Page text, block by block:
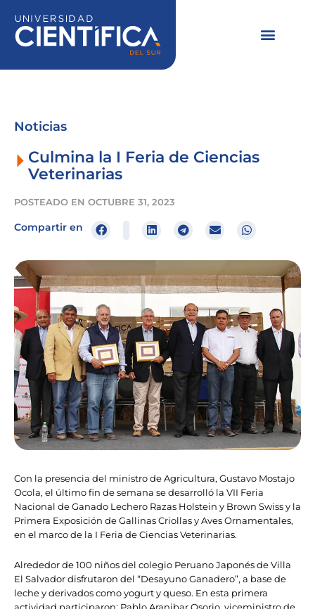
contenido
Noticias
Culmina la I Feria de Ciencias
Veterinarias
POSTEADO EN OCTUBRE 31, 2023
Compartir en
Con la presencia del ministro de Agricultura, Gustavo Mostajo
Ocola, el último fin de semana se desarrolló la VII Feria
Nacional de Ganado Lechero Razas Holstein y Brown Swiss y la
Primera Exposición de Gallinas Criollas y Aves Ornamentales,
en el marco de la I Feria de Ciencias Veterinarias.
Alrededor de 100 niños del colegio Peruano Japonés de Villa
El Salvador disfrutaron del “Desayuno Ganadero”, a base de
leche y derivados como yogurt y queso. En esta primera
actividad participaron: Pablo Aranibar Osorio, viceministro de